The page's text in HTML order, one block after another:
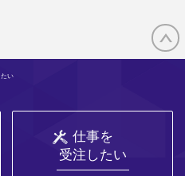
い
仕事を
受注したい